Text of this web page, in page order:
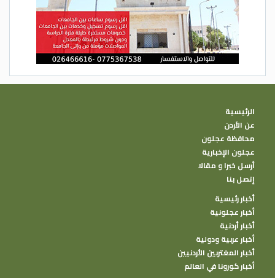
الرئيسية
عن الأردن
محافظة عجلون
عجلون الإخبارية
أرسل خبرا و مقالا
إتصل بنا
أخبار رئيسية
أخبار عجلونية
أخبار أردنية
أخبار عربية ودولية
أخبار المغتربين الأردنيين
أخبار كورونا في العالم